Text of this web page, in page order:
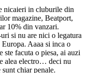
nicaieri in cluburile din
magazine, Beatport,
10% din vanzari.
si nu are nici o legatura
Europa. Aaaa si inca o
ste facuta o piesa, ai auzi
alea electro… deci nu
chiar penale.